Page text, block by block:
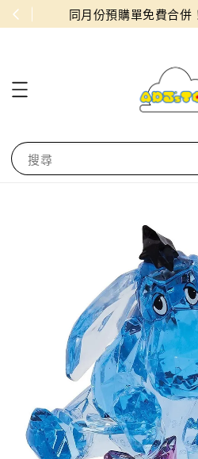
！ 同月份預購單免費合併
搜尋